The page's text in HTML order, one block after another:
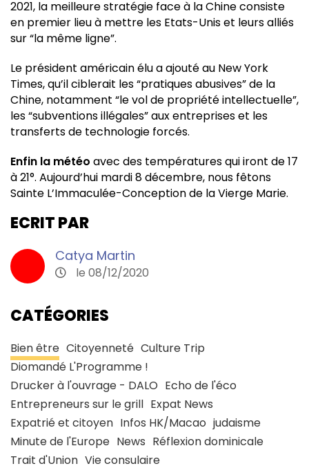
2021, la meilleure stratégie face à la Chine consiste
en premier lieu à mettre les Etats-Unis et leurs alliés
sur “la même ligne”.
Le président américain élu a ajouté au New York
Times, qu’il ciblerait les “pratiques abusives” de la
Chine, notamment “le vol de propriété intellectuelle”,
les “subventions illégales” aux entreprises et les
transferts de technologie forcés.
Enfin la météo avec des températures qui iront de 17
à 21°. Aujourd’hui mardi 8 décembre, nous fêtons
Sainte L’Immaculée-Conception de la Vierge Marie.
ECRIT PAR
Catya Martin
le 08/12/2020
CATÉGORIES
Bien être Citoyenneté Culture Trip
Diomandé L'Programme !
Drucker à l'ouvrage - DALO Echo de l'éco
Entrepreneurs sur le grill Expat News
Expatrié et citoyen Infos HK/Macao judaisme
Minute de l'Europe News Réflexion dominicale
Trait d'Union Vie consulaire